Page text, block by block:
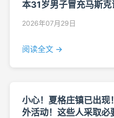
本31岁男子冒充马斯
2026年07月29日
阅读全文 →
小心！夏格庄镇已出现
外活动！这些人采取